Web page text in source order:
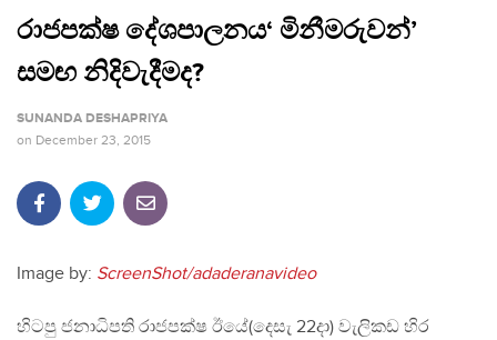
රාජපක්ෂ දේශපාලනය‘ මිනීමරුවන්’
සමඟ නිදිවැදීමද?
SUNANDA DESHAPRIYA
on December 23, 2015
Image by: ScreenShot/adaderanavideo
හිටපු ජනාධිපති රාජපක්ෂ ඊයේ(දෙසැ 22දා) වැලිකඩ හිර